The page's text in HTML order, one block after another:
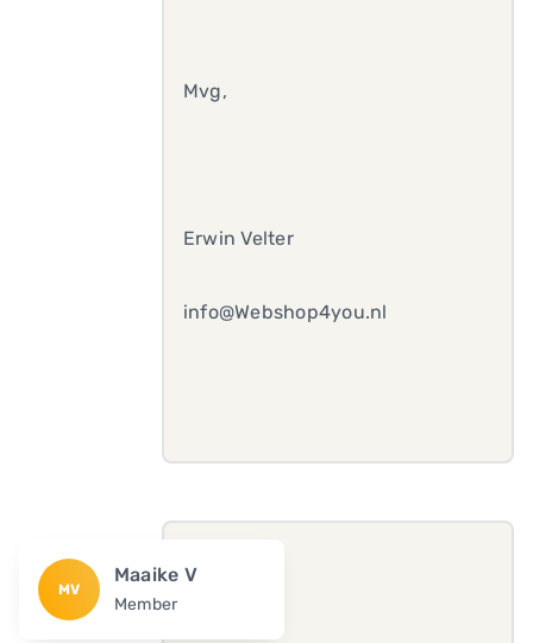
Mvg,
Erwin Velter
info@Webshop4you.nl
MV
Maaike V
Member